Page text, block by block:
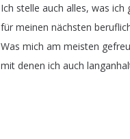
Ich stelle auch alles, was ich
für meinen nächsten
Was mich am meisten
mit denen ich auch